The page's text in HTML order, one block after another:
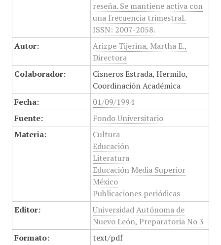
reseña. Se mantiene activa con
una frecuencia trimestral.
ISSN: 2007-2058.
Autor:
Arizpe Tijerina, Martha E.,
Directora
Colaborador:
Cisneros Estrada, Hermilo,
Coordinación Académica
Fecha:
01/09/1994
Fuente:
Fondo Universitario
Materia:
Cultura
Educación
Literatura
Educación Media Superior
México
Publicaciones periódicas
Editor:
Universidad Autónoma de
Nuevo León, Preparatoria No 3
Formato:
text/pdf